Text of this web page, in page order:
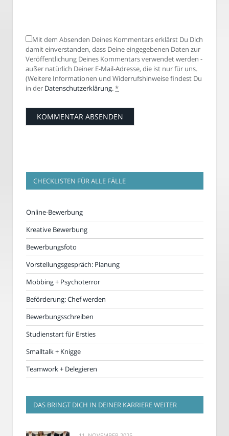
Mit dem Absenden Deines Kommentars erklärst Du Dich
damit einverstanden, dass Deine eingegebenen Daten zur
Veröffentlichung Deines Kommentars verwendet werden -
außer natürlich Deiner E-Mail-Adresse, die ist nur für uns.
(Weitere Informationen und Widerrufshinweise findest Du
in der Datenschutzerklärung.*
CHECKLISTEN FÜR ALLE FÄLLE
Online-Bewerbung
Kreative Bewerbung
Bewerbungsfoto
Vorstellungsgespräch: Planung
Mobbing + Psychoterror
Beförderung: Chef werden
Bewerbungsschreiben
Studienstart für Ersties
Smalltalk + Knigge
Teamwork + Delegieren
DAS BRINGT DICH IN DEINER KARRIERE WEITER